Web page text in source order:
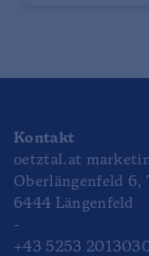
Kontakt
oetztal.at
Oberlängenfeld 6,
6444 Längenfeld
-
+43 5253